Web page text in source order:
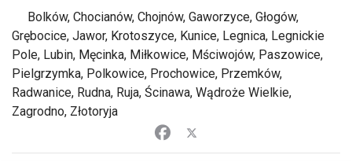
Bolków, Chocianów, Chojnów, Gaworzyce, Głogów,
Grębocice, Jawor, Krotoszyce, Kunice, Legnica, Legnickie
Pole, Lubin, Męcinka, Miłkowice, Mściwojów, Paszowice,
Pielgrzymka, Polkowice, Prochowice, Przemków,
Radwanice, Rudna, Ruja, Ścinawa, Wądroże Wielkie,
Zagrodno, Złotoryja